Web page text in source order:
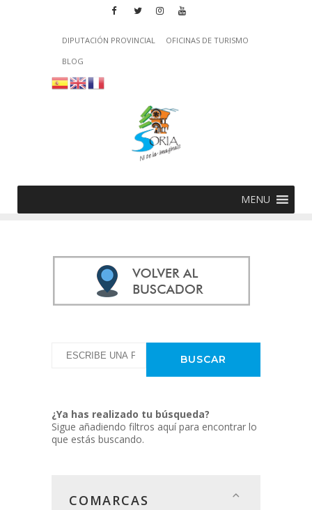
DIPUTACIÓN PROVINCIAL
OFICINAS DE TURISMO
BLOG
MENU
¿Ya has realizado tu búsqueda?
Sigue añadiendo filtros aquí para encontrar lo
que estás buscando.
COMARCAS